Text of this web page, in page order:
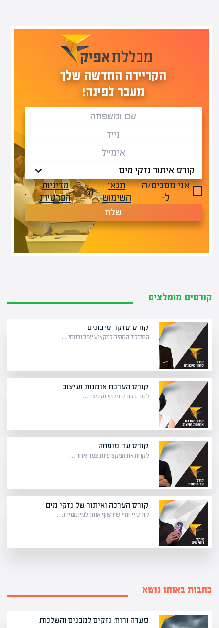
הקריירה החדשה שלך
מעבר לפינה!
אני מסכים/ה
ל-
תנאי
השימוש
ול-
מדיניות
הפרטיות
.
שלח
קורסים מומלצים
קורס סוקר סיכונים
המסלול המהיר למקצוע יציב ורווחי…
קורס הערכת אומנות ועיצוב
למד בקורס מקיף זה כיצד…
קורס עד מומחה
לקחת את המקצועיות צעד אחד…
קורס הערכה ואיתור של נזקי מים
קורס ייחודי שיחשוף אותך למיומנויות…
כתבות באותו נושא
סערה ורוח: נזקים למבנים והשלכות